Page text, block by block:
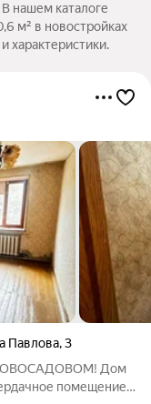
нашем каталоге
м² в новостройках
характеристики.
Павлова,3
Дом
помещение.